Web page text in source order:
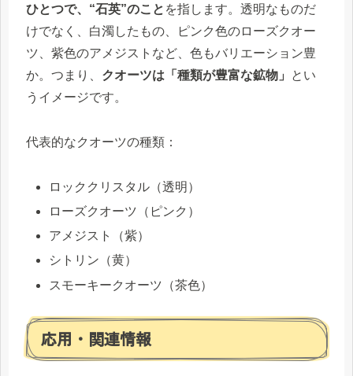
ひとつで、“石英”のこと を指します。透明なものだ
けでなく、白濁したもの、ピンク色のローズクオー
ツ、紫色のアメジストなど、色もバリエーション豊
か。つまり、 クオーツは「種類が豊富な鉱物」
とい
うイメージです。
代表的なクオーツの種類：
ロッククリスタル（透明）
ローズクオーツ（ピンク）
アメジスト（紫）
シトリン（黄）
スモーキークオーツ（茶色）
応用・関連情報